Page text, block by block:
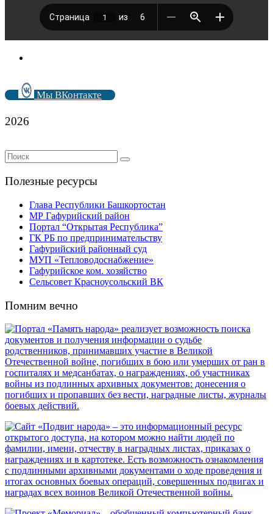
Мы ВКонтакте
2026
Полезные ресурсы
Глава Республики Башкортостан
МР Гафурийский район
Портал “Открытая Республика”
ГК РБ по предпринимательству
Гафурийский районный суд
МУП «Тепловодоснабжение»
Гафурийское ком. хозяйство
Сельсовет Красноусольский ВК
Помним вечно